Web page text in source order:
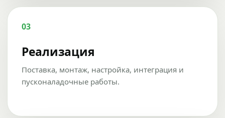
03
Реализация
Поставка, монтаж, настройка, интеграция и
пусконаладочные работы.